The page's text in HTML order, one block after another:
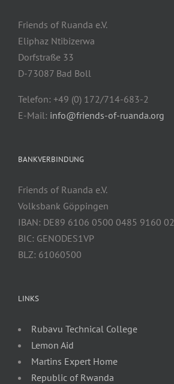
Friends of Ruanda e.V.
Eliphaz Ntibizerwa
Dorfstraße 33
D-73087 Bad Boll
Telefon: +49 (0) 172/714-683-2
E-Mail: info@friends-of-ruanda.org
BANKVERBINDUNG
Friends of Ruanda e.V.
Volksbank Göppingen
IBAN: DE89 6106 0500 0485 9160 02
BIC: GENODES1VP
BLZ: 61060500
LINKS
Rubavu Technical College
Lemon Aid
Martins Expert Home
Republic of Rwanda